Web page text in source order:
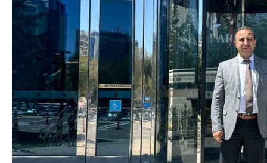
GÖKSUN HAFIZLIK KIZ KUR’AN KURSU
ÖĞRENCILERINE DARENDE GEZISI.